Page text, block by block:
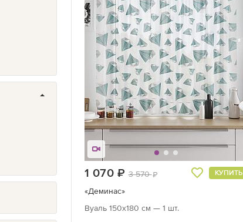
1 070 руб.
3 570 КУПИТЬ
«Деминас»
Вуаль 150х180 см — 1 шт.